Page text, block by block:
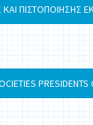
ΠΙΣΤΟΠΟΙΗΣΗΣ
PRESIDENTS